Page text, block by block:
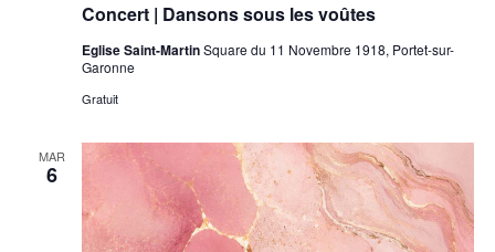
Concert | Dansons sous les voûtes
Eglise Saint-MartinSquare du 11 Novembre 1918, Portet-sur-
Garonne
Gratuit
MAR
6